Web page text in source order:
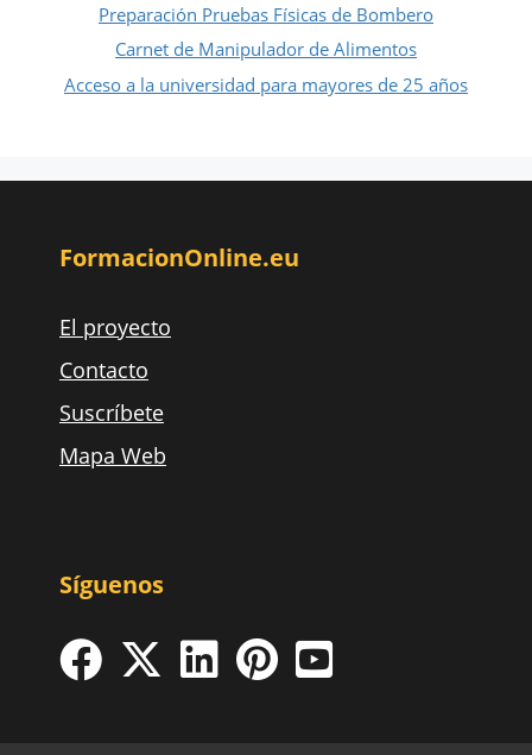
Preparación Pruebas Físicas de Bombero
Carnet de Manipulador de Alimentos
Acceso a la universidad para mayores de 25 años
FormacionOnline.eu
El proyecto
Contacto
Suscríbete
Mapa Web
Síguenos